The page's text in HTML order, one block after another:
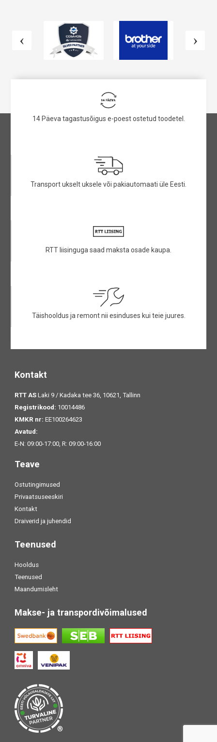
14 Päeva tagastusõigus e-poest ostetud toodetel.
Transport ukselt uksele või pakiautomaati üle Eesti.
RTT liisinguga saad maksta osade kaupa.
Täishooldus ja remont nii esinduses kui teie juures.
Kontakt
RTT AS Laki 9 / Kadaka tee 36, 10621, Tallinn
Registrikood: 10014486
KMKR nr: EE100264623
Avatud:
E-N: 09:00-17:00, R: 09:00-16:00
Teave
Ostutingimused
Privaatsuseeskiri
Kontakt
Draiverid ja juhendid
Teenused
Hooldus
Teenused
Maandumisleht
Makse- ja transpordivõimalused
®